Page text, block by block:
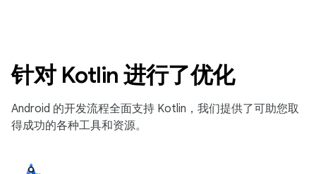
针对 Kotlin 进行了优化
Android 的开发流程全面支持 Kotlin，我们提供了可助您取
得成功的各种工具和资源。